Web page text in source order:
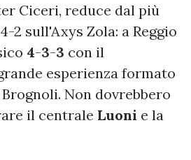
Ciceri, reduce dal più
2 sull'Axys Zola: a Reggio
4-3-3 con il
esperienza formato
Non dovrebbero
il centrale Luoni e la